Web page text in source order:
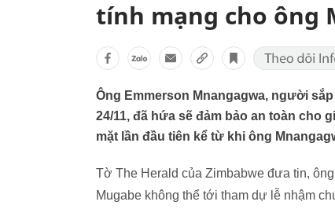
tính mạng cho ông
Ông Emmerson Mnangagwa, người
24/11, đã hứa sẽ đảm bảo an toàn cho
mặt lần đầu tiên kể từ khi ông
Tờ The Herald của Zimbabwe đưa tin,
Mugabe không thể tới tham dự lễ nhậm